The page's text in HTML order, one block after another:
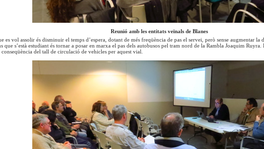
Reunió amb les entitats veïnals de Blanes
es vol assolir és disminuir el temps d’espera, dotant de més freqüència de pas el servei, però sense augmentar la
que s’està estudiant és tornar a posar en marxa el pas dels autobusos pel tram nord de la Rambla Joaquim
conseqüència del tall de circulació de vehicles per aquest vial.